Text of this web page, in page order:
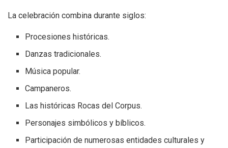
La celebración combina durante siglos:
Procesiones históricas.
Danzas tradicionales.
Música popular.
Campaneros.
Las históricas Rocas del Corpus.
Personajes simbólicos y bíblicos.
Participación de numerosas entidades culturales y